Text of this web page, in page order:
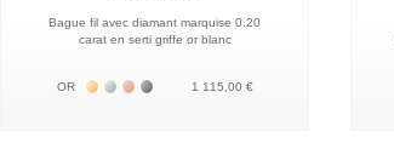
Bague fil avec diamant marquise 0.20
carat en serti griffe or blanc
OR Жёлтое золото 18К
Белое золото 18К
Розовое золото 18К
Чёрное золото 18К
1 115,00 €